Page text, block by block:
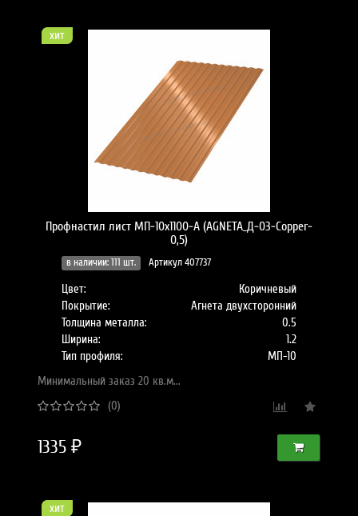
хит
Профнастил лист МП-10x1100-A (AGNETA_Д-03-Copper-
0,5)
в наличии: 111 шт. Артикул 407737
Цвет:
Коричневый
Покрытие:
Агнета двухсторонний
Толщина металла:
0.5
Ширина:
1.2
Тип профиля:
МП-10
Минимальный заказ 20 кв.м...
(0)
1335 ₽
хит